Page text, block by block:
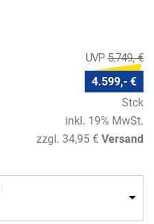
5.749,- €
4.599,- €
Stck
inkl. 19% MwSt.
zzgl. 34,95 € Versand